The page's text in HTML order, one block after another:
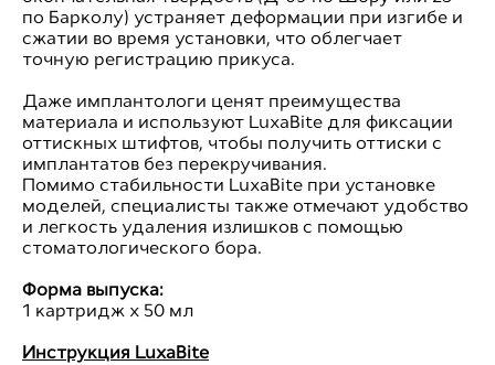
по Барколу) устраняет деформации при изгибе и
сжатии во время установки, что облегчает
точную регистрацию прикуса.
Даже имплантологи ценят преимущества
материала и используют LuxaBite для фиксации
оттискных штифтов, чтобы получить оттиски с
имплантатов без перекручивания.
Помимо стабильности LuxaBite при установке
моделей, специалисты также отмечают удобство
и легкость удаления излишков с помощью
стоматологического бора.
Форма выпуска:
1 картридж х 50 мл
Инструкция LuxaBite